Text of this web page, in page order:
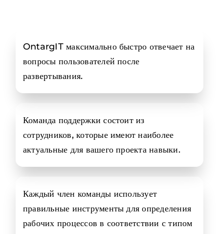
OntargIT максимально быстро отвечает на
вопросы пользователей после
развертывания.
Команда поддержки состоит из
сотрудников, которые имеют наиболее
актуальные для вашего проекта навыки.
Каждый член команды использует
правильные инструменты для определения
рабочих процессов в соответствии с типом